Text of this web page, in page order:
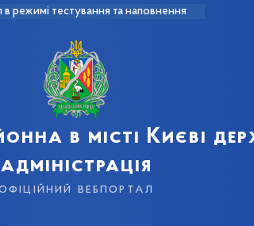
в режимі тестування та наповнення
в місті Києві
адміністрація
вебпортал